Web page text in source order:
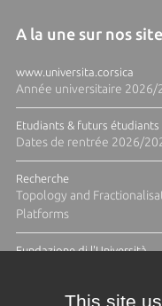
A la une sur nos
www.universita.corsica
Année universitaire 2026/
Etudiants & futurs étudiants
Dates de rentrée 2026/
Recherche
Topology and
Platforms
Fundazione di l'Università
This site